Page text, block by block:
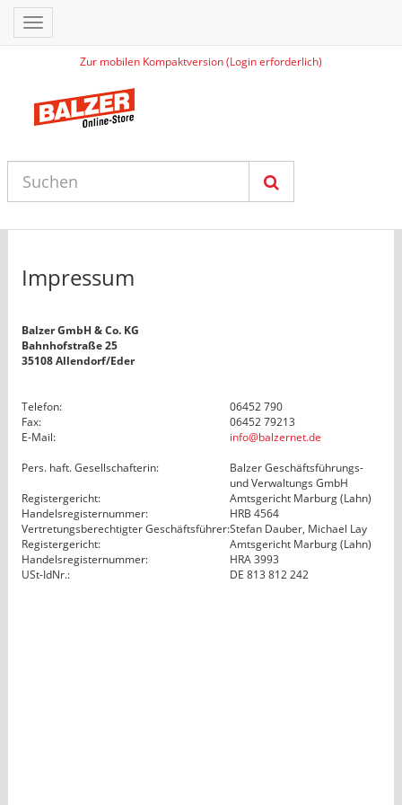
Zur mobilen Kompaktversion (Login erforderlich)
Toggle
navigation
Impressum
Balzer GmbH & Co. KG
Bahnhofstraße 25
35108 Allendorf/Eder
Telefon:
06452 790
Fax:
06452 79213
E-Mail:
info@balzernet.de
Pers. haft. Gesellschafterin:
Balzer Geschäftsführungs-
und Verwaltungs GmbH
Registergericht:
Amtsgericht Marburg (Lahn)
Handelsregisternummer:
HRB 4564
Vertretungsberechtigter Geschäftsführer:Stefan Dauber, Michael Lay
Registergericht:
Amtsgericht Marburg (Lahn)
Handelsregisternummer:
HRA 3993
USt-IdNr.:
DE 813 812 242